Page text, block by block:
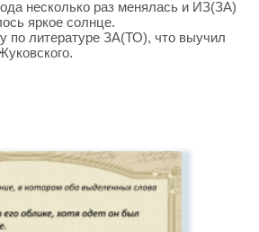
несколько раз менялась и ИЗ(ЗА)
яркое солнце.
по литературе ЗА(ТО), что выучил